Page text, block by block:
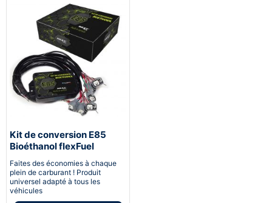
Kit de conversion E85
Bioéthanol flexFuel
converter
Faites des économies à chaque
plein de carburant ! Produit
universel adapté à tous les
véhicules